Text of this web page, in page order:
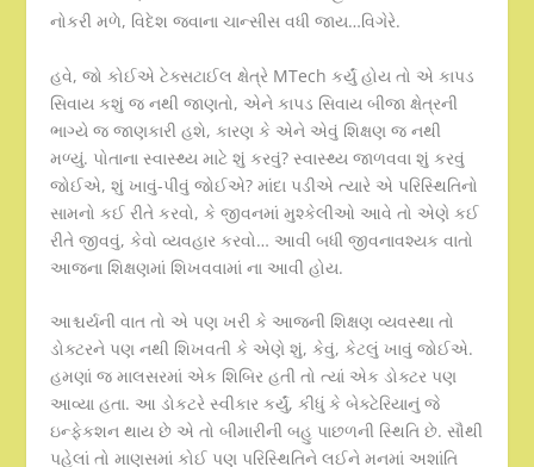
નોકરી મળે, વિદેશ જવાના ચાન્સીસ વધી જાય…વિગેરે.
હવે, જો કોઈએ ટેક્સટાઈલ ક્ષેત્રે MTech કર્યું હોય તો એ કાપડ
સિવાય કશું જ નથી જાણતો, એને કાપડ સિવાય બીજા ક્ષેત્રની
ભાગ્યે જ જાણકારી હશે, કારણ કે એને એવું શિક્ષણ જ નથી
મળ્યું. પોતાના સ્વાસ્થ્ય માટે શું કરવું? સ્વાસ્થ્ય જાળવવા શું કરવું
જોઈએ, શું ખાવું-પીવું જોઈએ? માંદા પડીએ ત્યારે એ પરિસ્થિતિનો
સામનો કઈ રીતે કરવો, કે જીવનમાં મુશ્કેલીઓ આવે તો એણે કઈ
રીતે જીવવું, કેવો વ્યવહાર કરવો… આવી બધી જીવનાવશ્યક વાતો
આજના શિક્ષણમાં શિખવવામાં ના આવી હોય.
આશ્ચર્યની વાત તો એ પણ ખરી કે આજની શિક્ષણ વ્યવસ્થા તો
ડોક્ટરને પણ નથી શિખવતી કે એણે શું, કેવું, કેટલું ખાવું જોઈએ.
હમણાં જ માલસરમાં એક શિબિર હતી તો ત્યાં એક ડોક્ટર પણ
આવ્યા હતા. આ ડોકટરે સ્વીકાર કર્યું, કીધું કે બેક્ટેરિયાનું જે
ઇન્ફેકશન થાય છે એ તો બીમારીની બહુ પાછળની સ્થિતિ છે. સૌથી
પહેલાં તો માણસમાં કોઈ પણ પરિસ્થિતિને લઈને મનમાં અશાંતિ